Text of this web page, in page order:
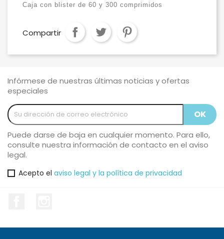
Caja con blister de 60 y 300 comprimidos
Compartir
Infórmese de nuestras últimas noticias y ofertas
especiales
Puede darse de baja en cualquier momento. Para ello,
consulte nuestra información de contacto en el aviso
legal.
Acepto el aviso legal y la política de privacidad